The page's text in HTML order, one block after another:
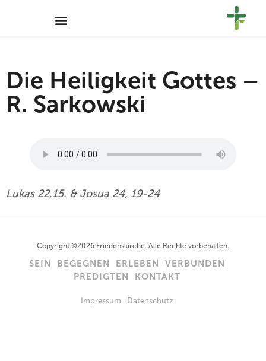
Die Heiligkeit Gottes –
R. Sarkowski
Lukas 22,15. & Josua 24, 19-24
Copyright ©2026 Friedenskirche. Alle Rechte vorbehalten.
SEIN BEGEGNEN ERLEBEN
VERBUNDEN
PREDIGTEN
KONTAKT
Impressum Datenschutz